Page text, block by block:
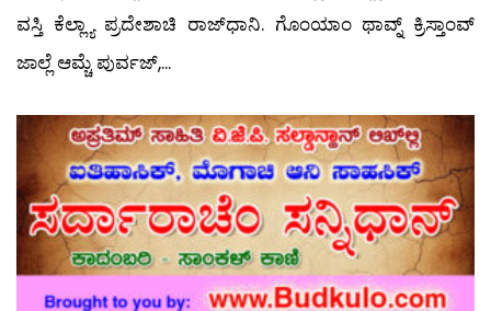
ವಸ್ತಿ ಕೆಲ್ಲ್ಯಾ ಪ್ರದೇಶಾಚಿ ರಾಜ್‍ಧಾನಿ. ಗೊಂಯಾಂ ಥಾವ್ನ್ ಕ್ರಿಸ್ತಾಂವ್
ಜಾಲ್ಲೆ ಆಮ್ಚೆ ಪುರ್ವಜ್,...